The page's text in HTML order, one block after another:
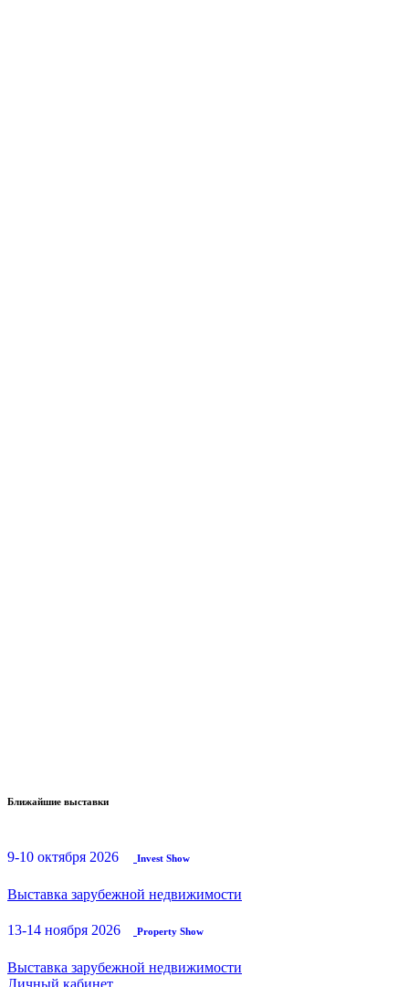
Ближайшие выставки
9-10 октября 2026 Invest Show
Выставка зарубежной недвижимости
13-14 ноября 2026 Property Show
Выставка зарубежной недвижимости